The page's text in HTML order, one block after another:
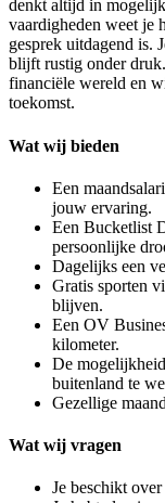
denkt altijd in
vaardigheden weet je
gesprek uitdagend is.
blijft rustig onder
financiële wereld en
toekomst.
Wat wij bieden
Een
jouw ervaring.
Een Bucketlist
persoonlijke
Dagelijks een
Gratis sporten
blijven.
Een OV
kilometer.
De
buitenland te
Gezellige
Wat wij vragen
Je beschikt